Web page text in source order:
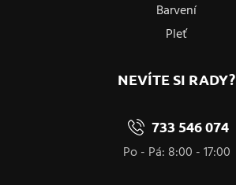
Barvení
Pleť
NEVÍTE SI RADY?
733 546 074
Po - Pá: 8:00 - 17:00